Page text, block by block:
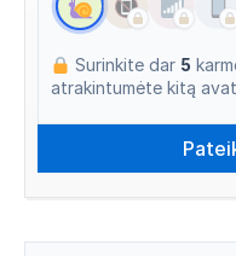
Surinkite dar 5
atrakintumėte kitą